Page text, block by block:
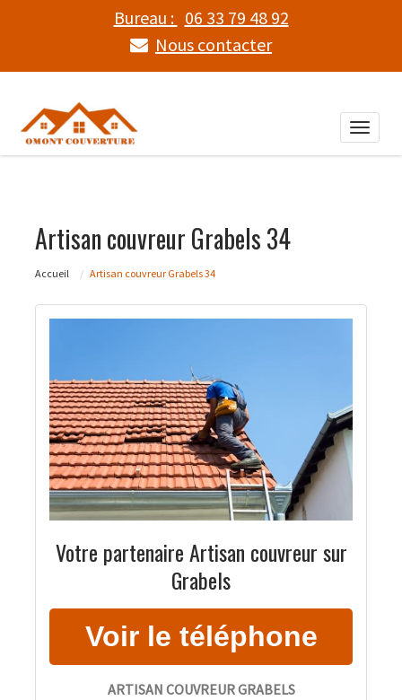
Bureau : 06 33 79 48 92
Nous contacter
Toggle
Artisan couvreur Grabels 34
Accueil Artisan couvreur Grabels 34
Votre partenaire Artisan couvreur sur
Grabels
ARTISAN COUVREUR GRABELS